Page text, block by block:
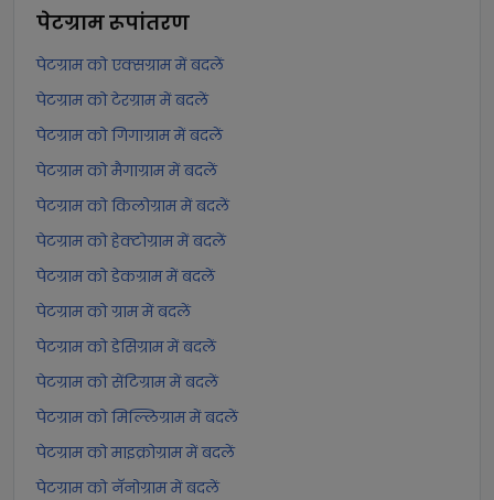
पेटग्रामरूपांतरण
पेटग्राम को एक्सग्राम में बदलें
पेटग्राम को टेरग्राम में बदलें
पेटग्राम को गिगाग्राम में बदलें
पेटग्राम को मैगाग्राम में बदलें
पेटग्राम को किलोग्राम में बदलें
पेटग्राम को हेक्टोग्राम में बदलें
पेटग्राम को डेकग्राम में बदलें
पेटग्राम को ग्राम में बदलें
पेटग्राम को डेसिग्राम में बदलें
पेटग्राम को सेंटिग्राम में बदलें
पेटग्राम को मिल्लिग्राम में बदलें
पेटग्राम को माइक्रोग्राम में बदलें
पेटग्राम को नॅनोग्राम में बदलें